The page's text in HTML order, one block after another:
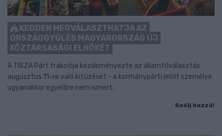
KEDDEN MEGVÁLASZTHATJA AZ
ORSZÁGGYŰLÉS MAGYARORSZÁG ÚJ
KÖZTÁRSASÁGI ELNÖKÉT
A TISZA Párt frakciója kezdeményezte az államfőválasztás
augusztus 11-re való kitűzését - a kormánypárti jelölt személye
ugyanakkor egyelőre nem ismert.
Szólj hozzá!